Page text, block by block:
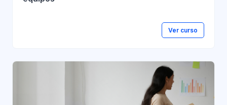
Ver curso